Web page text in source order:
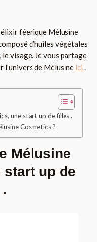
féerique Mélusine
d’huiles végétales
le visage. Je vous partage
l’univers de Mélusine ici .
une start up de filles .
Cosmetics ?
Mélusine
start up de